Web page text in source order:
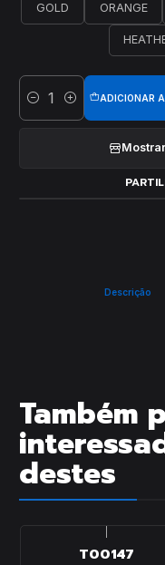
GOLD ORANGE
Quantidade
ADICIONAR
Descrição
Também
destes
T00147